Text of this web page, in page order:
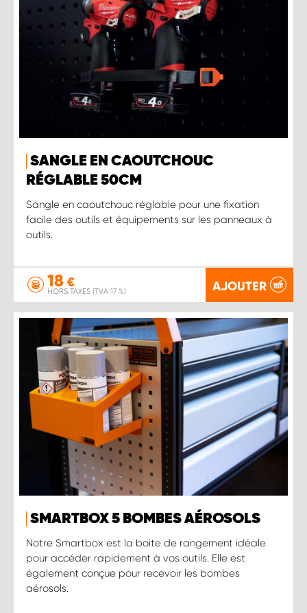
SANGLE EN CAOUTCHOUC
RÉGLABLE 50CM
Sangle en caoutchouc réglable pour une fixation
facile des outils et équipements sur les panneaux à
outils.
18 €
HORS TAXES (TVA 17 %) AJOUTER
SMARTBOX 5 BOMBES AÉROSOLS
Notre Smartbox est la boite de rangement idéale
pour accéder rapidement à vos outils. Elle est
également conçue pour recevoir les bombes
aérosols.